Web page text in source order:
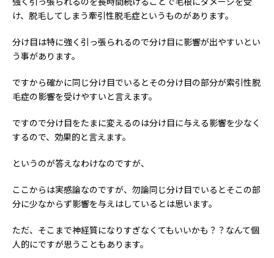
け、脱毛してしまう牽引性脱毛症というものがあります。
分け目は特に強く引っ張られるので分け目に影響が出やすいとい
う事があります。
ですから確かに同じ分け目でいるとその分け目の部分が索引性脱
毛症の影響を受けやすいと言えます。
ですので分け目をたまに変えるのは分け目に与える影響を少なく
するので、効果的と言えます。
というのが答えなわけなのですが、
ここからは実感論なのですが、勿論同じ分け目でいるとそこの部
分に少なからず影響を与えはしているとは思います。
ただ、そこまで神経質になりすぎなくてもいいかも？？なんて個
人的にですが思うこともあります。